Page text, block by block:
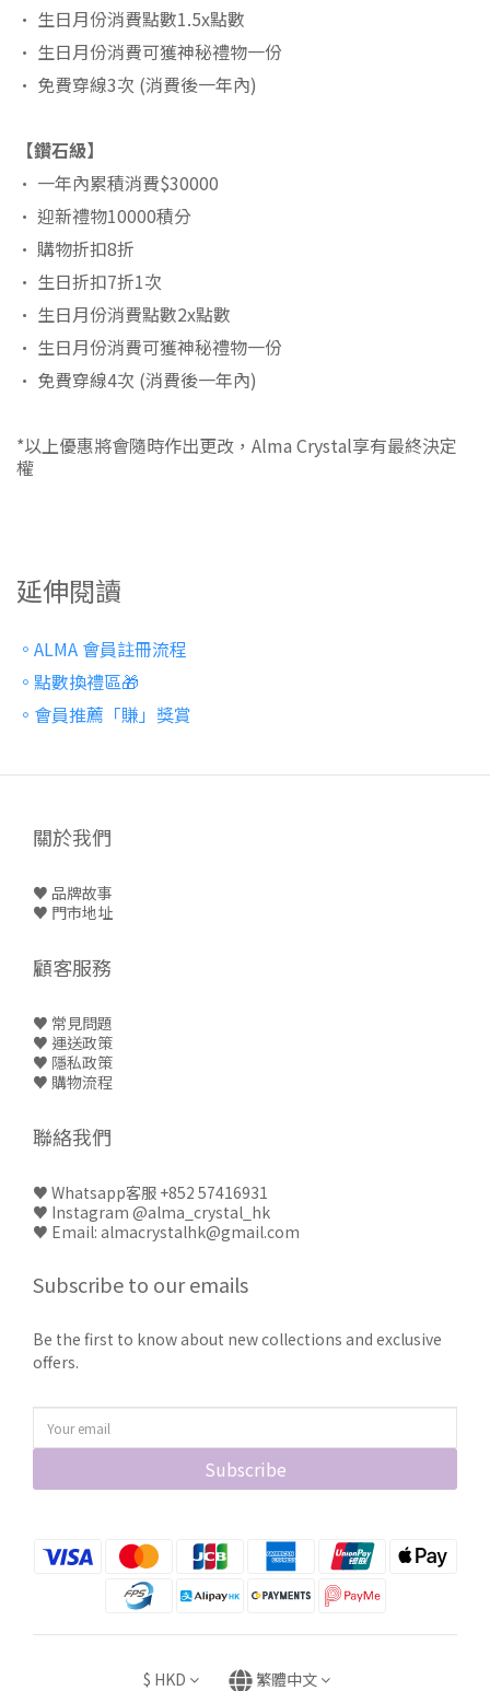
• 生日月份消費點數1.5x點數
• 生日月份消費可獲神秘禮物一份
• 免費穿線3次 (消費後一年內)
【鑽石級】
• 一年內累積消費$30000
• 迎新禮物10000積分
• 購物折扣8折
• 生日折扣7折1次
• 生日月份消費點數2x點數
• 生日月份消費可獲神秘禮物一份
• 免費穿線4次 (消費後一年內)
*以上優惠將會隨時作出更改，Alma Crystal享有最終決定
權
延伸閱讀
。ALMA 會員註冊流程
。點數換禮區🎁
。會員推薦「賺」獎賞
關於我們
♥ 品牌故事
♥ 門市地址
顧客服務
♥ 常見問題
♥ 運送政策
♥ 隱私政策
♥ 購物流程
聯絡我們
♥ Whatsapp客服 +852 57416931
♥ Instagram @alma_crystal_hk
♥ Email: almacrystalhk@gmail.com
Subscribe to our emails
Be the first to know about new collections and exclusive
offers.
Subscribe
$ HKD 繁體中文